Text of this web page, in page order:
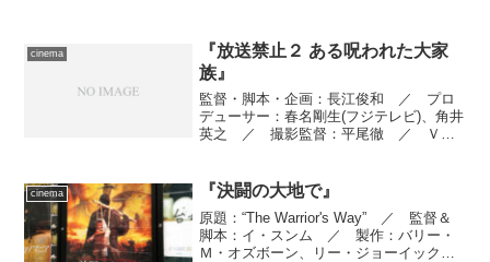
cinema
『放送禁止２ ある呪われた大家
族』
監督・脚本・企画：長江俊和 ／ プロ
デューサー：春名剛生(フジテレビ)、角井
英之 ／ 撮影監督：平尾徹 ／ Ｖ
木孝司、内藤和美、松井泉典 ／ ナレ
ーター：鈴木ゆうこ ／ ...
cinema 『決闘の大地で』
原題：“The Warrior's Way” ／ 監督＆
脚本：イ・スンム ／ 製作：バリー・
Ｍ・オズボーン、リー・ジョーイック、